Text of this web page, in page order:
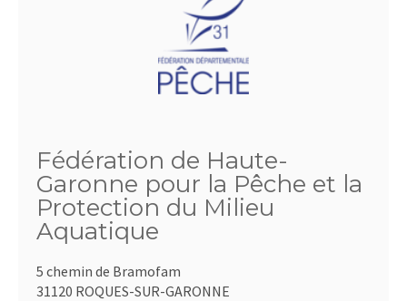
Fédération de Haute-
Garonne pour la Pêche et la
Protection du Milieu
Aquatique
5 chemin de Bramofam
31120 ROQUES-SUR-GARONNE